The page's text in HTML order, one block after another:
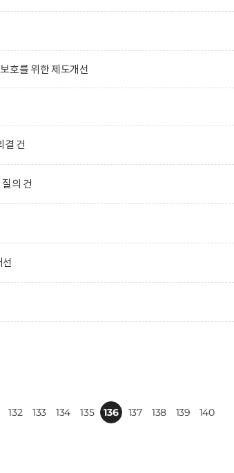
호를 위한 제도개선
결 건
의 건
132 133 134 135 136 137 138 139 140